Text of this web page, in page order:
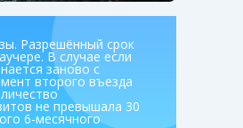
Разрешённый срок
В случае если
заново с
второго въезда
не превышала 30
6-месячного